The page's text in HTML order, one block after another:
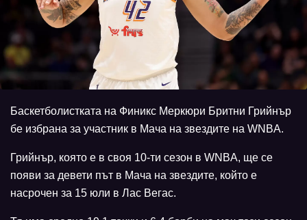
Баскетболистката на Финикс Меркюри Бритни Грийнър
бе избрана за участник в Мача на звездите на WNBA.
Грийнър, която е в своя 10-ти сезон в WNBA, ще се
появи за девети път в Мача на звездите, който е
насрочен за 15 юли в Лас Вегас.